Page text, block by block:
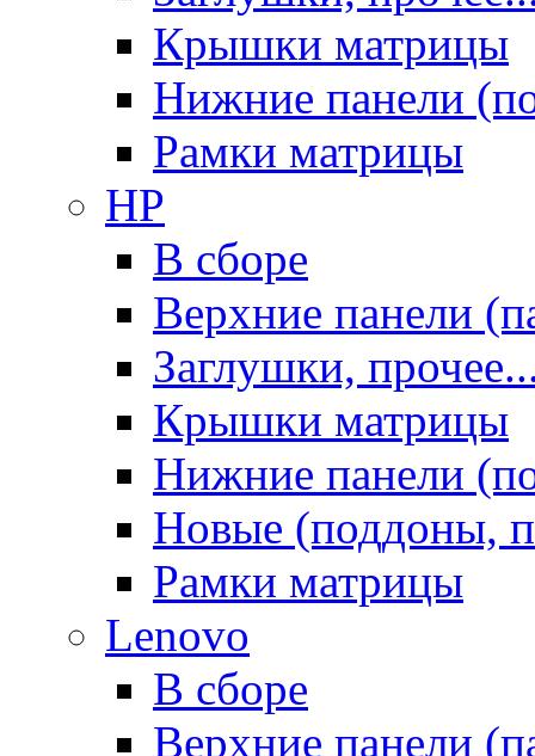
Крышки матрицы
Нижние панели
Рамки матрицы
HP
В сборе
Верхние панели
Заглушки,
Крышки матрицы
Нижние панели
Новые (поддоны,
Рамки матрицы
Lenovo
В сборе
Верхние панели